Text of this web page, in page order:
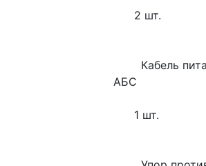
      2 шт.
АБС
      1 шт.